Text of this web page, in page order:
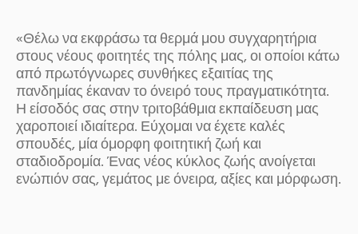
«Θέλω να εκφράσω τα θερμά μου συγχαρητήρια
στους νέους φοιτητές της πόλης μας, οι οποίοι κάτω
από πρωτόγνωρες συνθήκες εξαιτίας της
πανδημίας έκαναν το όνειρό τους πραγματικότητα.
Η είσοδός σας στην τριτοβάθμια εκπαίδευση μας
χαροποιεί ιδιαίτερα. Εύχομαι να έχετε καλές
σπουδές, μία όμορφη φοιτητική ζωή και
σταδιοδρομία. Ένας νέος κύκλος ζωής ανοίγεται
ενώπιόν σας, γεμάτος με όνειρα, αξίες και μόρφωση.